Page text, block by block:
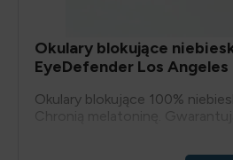
Okulary blokujące
EyeDefender Los
Okulary blokujące 100%